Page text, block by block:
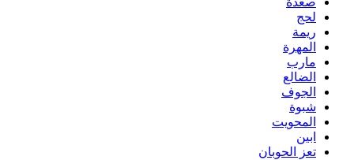
لحج
ريمة
المهرة
مارب
الضالع
الجوف
شبوة
المحويت
ابين
تعز الحوبان